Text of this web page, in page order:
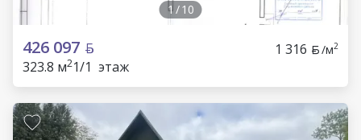
1/10
426 097 1 316 /м2
323.8 м21/1 этаж